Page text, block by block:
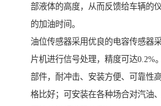
部液体的高度，从而反馈给车辆的
的加油时间。
油位传感器采用优良的电容传感器
片机进行信号处理，精度可达0.2%
部件，耐冲击、安装方便、可靠性
格比好；可安装在各种场合对汽油